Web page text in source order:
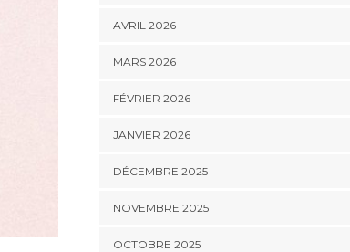
AVRIL 2026
MARS 2026
FÉVRIER 2026
JANVIER 2026
DÉCEMBRE 2025
NOVEMBRE 2025
OCTOBRE 2025